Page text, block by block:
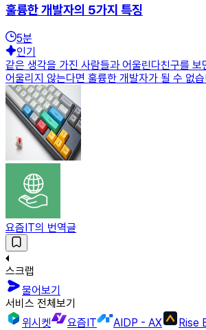
훌륭한 개발자의 5가지 특징
5분
인기
같은 생각을 가진 사람들과 어울린다친구를
어울리지 않는다면 훌륭한 개발자가 될 수 없
요즘IT의 번역글
스크랩
물어보기
서비스 전체보기
위시켓
요즘IT AIDP - AX Rise